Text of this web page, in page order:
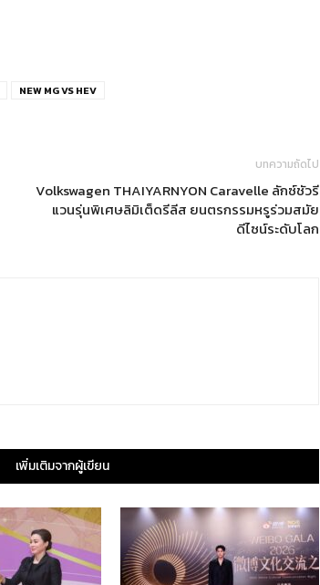
NEW MG VS HEV
บทความถัดไป
Volkswagen THAIYARNYON Caravelle ลักซ์ชัวรี
แวนรุ่นพิเศษลิมิเต็ดรีลีส ยนตรกรรมหรูร่วมสมัย
ดีไซน์ระดับโลก
เพิ่มเติมจากผู้เขียน